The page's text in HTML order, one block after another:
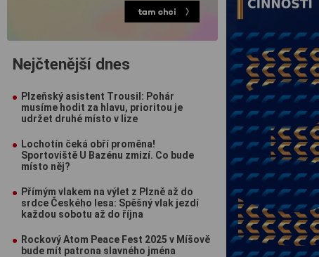
Nejčtenější dnes
Plzeňský asistent Trousil: Pohár
musíme hodit za hlavu, prioritou je
udržet druhé místo v lize
Lochotín čeká obří proměna!
Sportoviště U Bazénu zmizí. Co bude
místo něj?
Přímým vlakem na výlet z Plzně až do
srdce Českého lesa: Spěšný vlak jezdí
každou sobotu až do října
Rockový Atom Peace Fest 2025 v Míšově
bude mít patrona slavného jména